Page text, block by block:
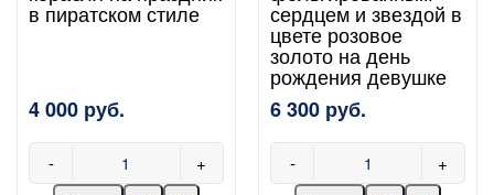
в пиратском стиле
4 000 руб.
- +
сердцем и звездой в
цвете розовое
золото на день
рождения девушке
6 300 руб.
- +